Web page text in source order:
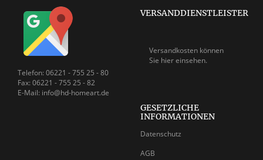
Telefon: 06221 - 755 25 - 80
Fax: 06221 - 755 25 - 82
E-Mail: info@hd-homeart.de
VERSANDDIENSTLEISTER
Versandkosten können
Sie hier einsehen.
GESETZLICHE
INFORMATIONEN
Datenschutz
AGB